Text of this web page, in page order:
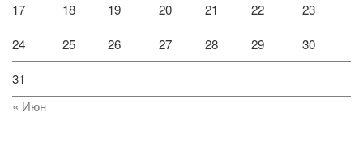
17 18 19 20 21 22 23
24 25 26 27 28 29 30
31
« Июн